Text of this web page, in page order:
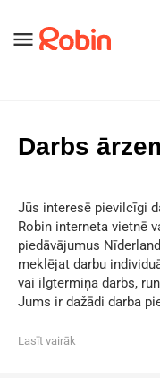
menu
Darbs
Jūs interesē pievilcīgi
Robin interneta vietnē
piedāvājumus
meklējat darbu
vai ilgtermiņa darbs,
Jums ir dažādi darba
Lasīt vairāk